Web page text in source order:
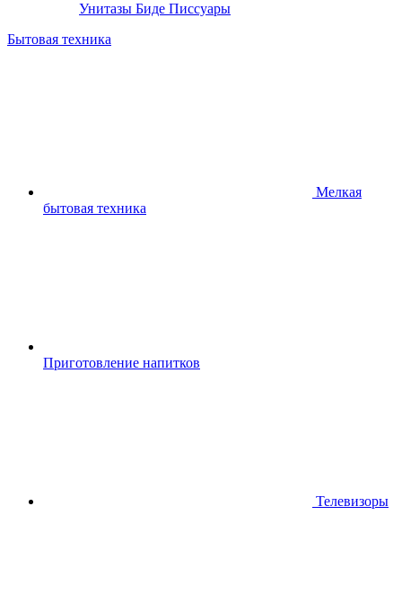
Унитазы Биде Писсуары
Бытовая техника
Мелкая
бытовая техника
Приготовление напитков
Телевизоры